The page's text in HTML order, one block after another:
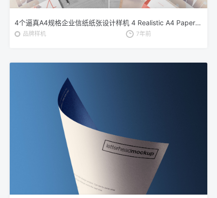
4个逼真A4规格企业信纸纸张设计样机 4 Realistic A4 Paper Mockups
品牌样机 7年前